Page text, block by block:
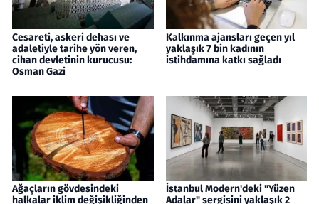
Cesareti, askeri dehası ve
adaletiyle tarihe yön veren,
cihan devletinin kurucusu:
Osman Gazi
Kalkınma ajansları geçen yıl
yaklaşık 7 bin kadının
istihdamına katkı sağladı
Ağaçların gövdesindeki
halkalar iklim değişikliğinden
İstanbul Modern'deki "Yüzen
Adalar" sergisini yaklaşık 2